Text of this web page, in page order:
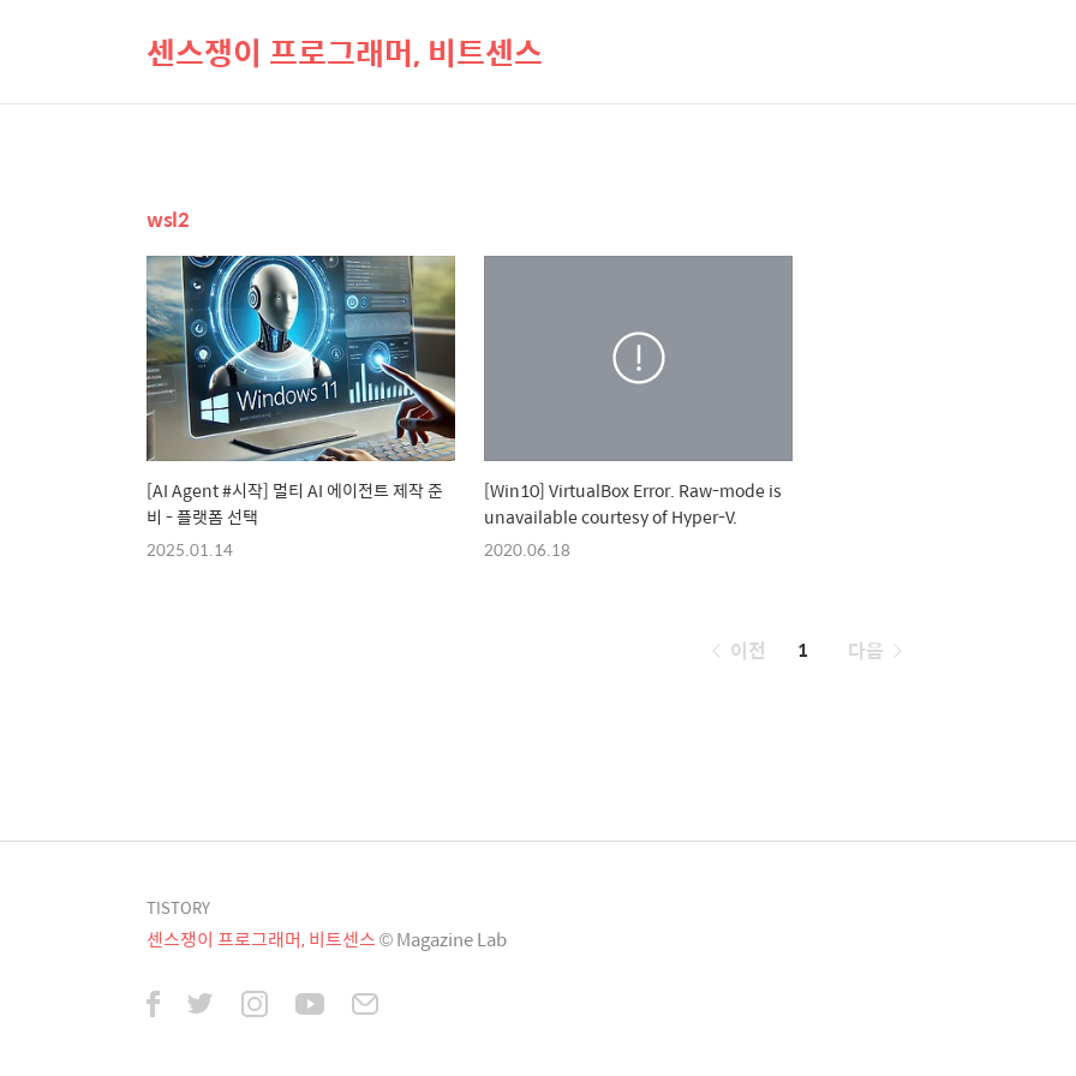
센스쟁이 프로그래머, 비트센스
wsl2
[AI Agent #시작] 멀티 AI 에이전트 제작 준
비 - 플랫폼 선택
2025.01.14
[Win10] VirtualBox Error. Raw-mode is
unavailable courtesy of Hyper-V.
2020.06.18
페
이전 1 다음
TISTORY
센스쟁이 프로그래머, 비트센스© Magazine Lab